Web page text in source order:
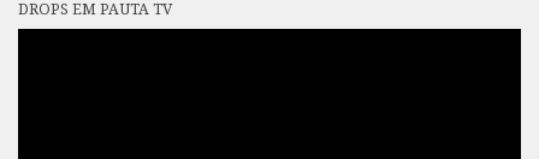
DROPS EM PAUTA TV